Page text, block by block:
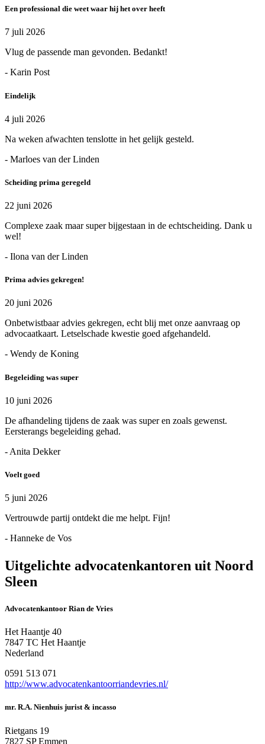
Een professional die weet waar hij het over heeft
7 juli 2026
Vlug de passende man gevonden. Bedankt!
- Karin Post
Eindelijk
4 juli 2026
Na weken afwachten tenslotte in het gelijk gesteld.
- Marloes van der Linden
Scheiding prima geregeld
22 juni 2026
Complexe zaak maar super bijgestaan in de echtscheiding. Dank u
wel!
- Ilona van der Linden
Prima advies gekregen!
20 juni 2026
Onbetwistbaar advies gekregen, echt blij met onze aanvraag op
advocaatkaart. Letselschade kwestie goed afgehandeld.
- Wendy de Koning
Begeleiding was super
10 juni 2026
De afhandeling tijdens de zaak was super en zoals gewenst.
Eersterangs begeleiding gehad.
- Anita Dekker
Voelt goed
5 juni 2026
Vertrouwde partij ontdekt die me helpt. Fijn!
- Hanneke de Vos
Uitgelichte advocatenkantoren uit Noord
Sleen
Advocatenkantoor Rian de Vries
Het Haantje 40
7847 TC Het Haantje
Nederland
0591 513 071
http://www.advocatenkantoorriandevries.nl/
mr. R.A. Nienhuis jurist & incasso
Rietgans 19
7827 SP Emmen